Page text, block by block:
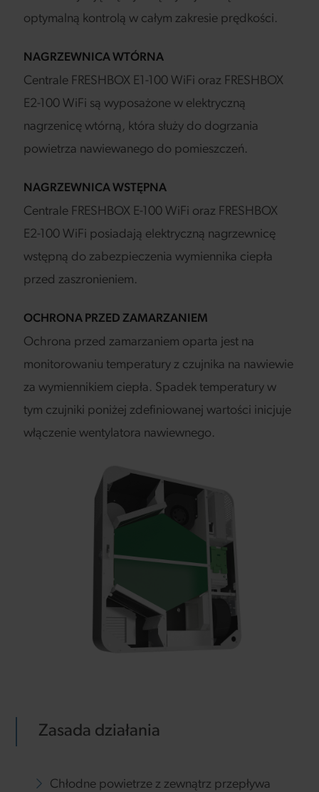
optymalną kontrolą w całym zakresie prędkości.
NAGRZEWNICA WTÓRNA
Centrale FRESHBOX E1-100 WiFi oraz FRESHBOX
E2-100 WiFi są wyposażone w elektryczną
nagrzenicę wtórną, która służy do dogrzania
powietrza nawiewanego do pomieszczeń.
NAGRZEWNICA WSTĘPNA
Centrale FRESHBOX E-100 WiFi oraz FRESHBOX
E2-100 WiFi posiadają elektryczną nagrzewnicę
wstępną do zabezpieczenia wymiennika ciepła
przed zaszronieniem.
OCHRONA PRZED ZAMARZANIEM
Ochrona przed zamarzaniem oparta jest na
monitorowaniu temperatury z czujnika na nawiewie
za wymiennikiem ciepła. Spadek temperatury w
tym czujniki poniżej zdefiniowanej wartości inicjuje
włączenie wentylatora nawiewnego.
Zasada działania
Chłodne powietrze z zewnątrz przepływa